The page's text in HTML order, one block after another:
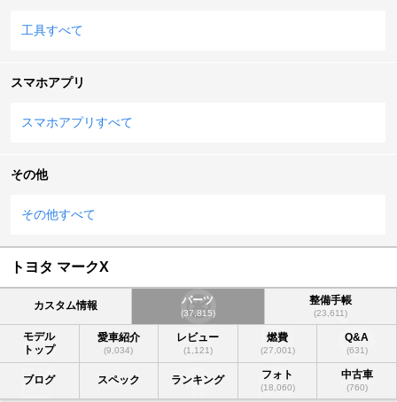
工具すべて
スマホアプリ
スマホアプリすべて
その他
その他すべて
トヨタ マークX
カスタム情報 パーツ
(37,815)
整備手帳
(23,611)
モデル
トップ
愛車紹介
(9,034)
レビュー
(1,121)
燃費
(27,001)
Q&A
(631)
ブログ スペック ランキング フォト
(18,060)
中古車
(760)